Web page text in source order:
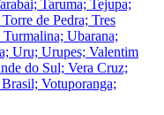
Taruma; Tejupa;
de Pedra; Tres
Ubarana;
Uru; Urupes; Valentim
do Sul; Vera Cruz;
Votuporanga;